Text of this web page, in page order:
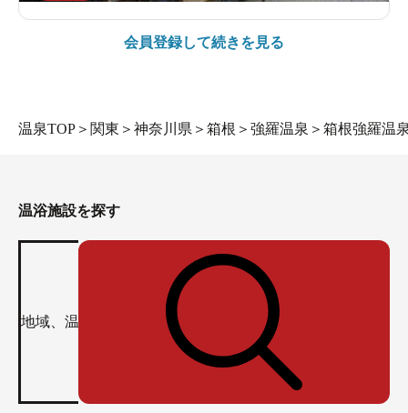
会員登録して続きを見る
温泉TOP ＞ 関東 ＞ 神奈川県 ＞ 箱根 ＞ 強羅温泉 ＞ 箱根強羅温
温浴施設を探す